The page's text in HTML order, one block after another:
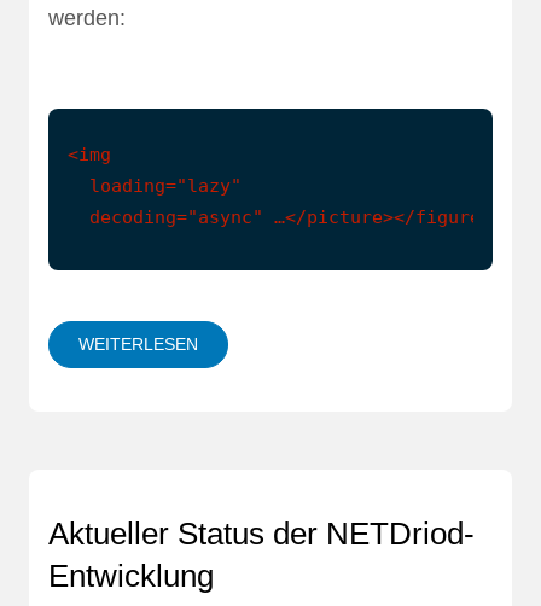
werden:
<img
  loading="lazy"
  decoding="async" …</picture></figure></p>
WEITERLESEN
Aktueller Status der NETDriod-
Entwicklung